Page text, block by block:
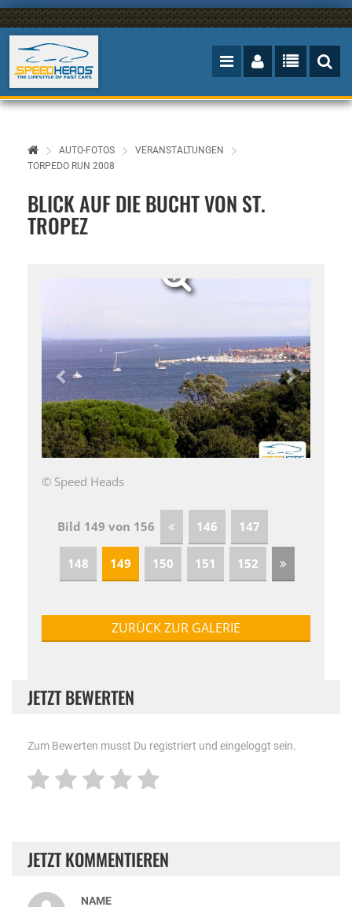
AUTO-FOTOS
VERANSTALTUNGEN
TORPEDO RUN 2008
BLICK AUF DIE BUCHT VON ST.
TROPEZ
© Speed Heads
Bild 149 von 156 146 147
148 149 150 151 152
ZURÜCK ZUR GALERIE
JETZT BEWERTEN
Zum Bewerten musst Du registriert und eingeloggt sein.
JETZT KOMMENTIEREN
NAME